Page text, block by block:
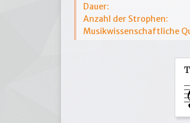
Dauer:
Anzahl der Strophen:
Musikwissenschaftliche